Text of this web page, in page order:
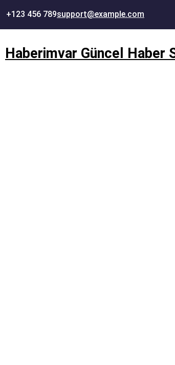
+123 456 789support@example.com
Haberimvar Güncel Haber